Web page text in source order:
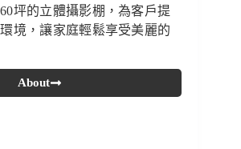
坪的立體攝影棚，為客戶提
境，讓家庭輕鬆享受美麗的
About